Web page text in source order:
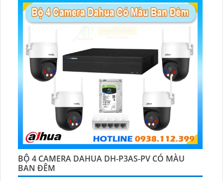
BỘ 4 CAMERA DAHUA DH-P3AS-PV CÓ MÀU
BAN ĐÊM